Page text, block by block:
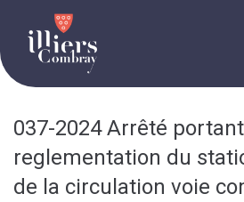
037-2024 Arrêté portant
reglementation du
de la circulation voie